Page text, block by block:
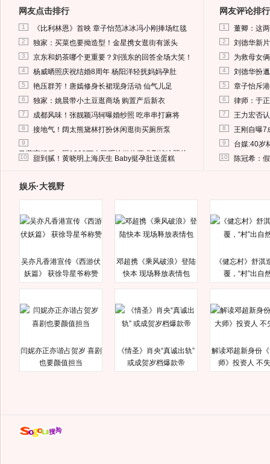
网友点击排行
1 《比利林恩》首映 章子怡范冰冰冯小刚捧场红毯
2 独家：买菜也要拗造型！金星携女逛街有派头
3 京东和奶茶哪个更重要？刘强东的回答全场大笑！
4 杨威晒照庆祝结婚8周年 杨阳洋轻抚妈妈孕肚
5 艳压群芳！唐嫣修身长裙现身活动 仙气儿足
6 独家：姚晨带小土豆逛商场 购置产后新衣
7 成都风味！张靓颖冯轲曝婚纱照 吃串串打麻将
8 接地气！阔太熊黛林打扮休闲逛街买厕所泵
9
马蓉离婚后，砸1000万人民币给媒体要求删掉这照片
10 甜到腻！黄晓明上海庆生 Baby挺孕肚送蛋糕
网友评论排行
1 董卿：这
2 刘德华新
3 为救母女
4 刘德华扮
5 章子怡斥
6 律师：于
7 王力宏否
8 王刚自曝7
9 台媒:40岁
10 陈冠希：
娱乐·大视野
吴亦凡香港宣传《西游伏
妖篇》 获徐导星爷称赞
邓超携《乘风破浪》登陆
快本 现场释放表情包
《健忘村》舒淇
覆，“村”出自
闫妮亦正亦谐占贺岁 喜剧
也要颜值担当
《情圣》肖央“真诚出轨”
或成贺岁档爆款帝
解读邓超新身份
师》投资人 不